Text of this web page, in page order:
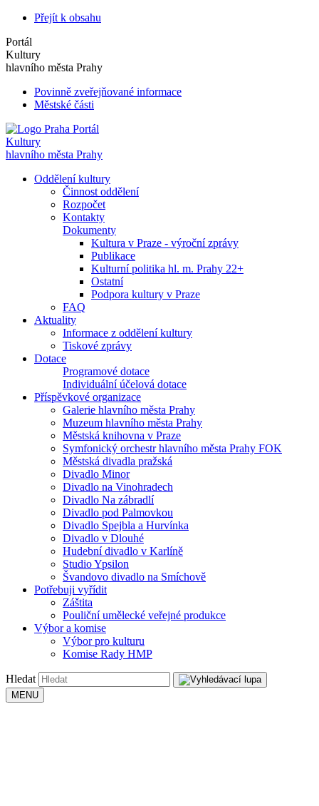
Přejít k obsahu
Portál
Kultury
hlavního města Prahy
Povinně zveřejňované informace
Městské části
Portál
Kultury
hlavního města Prahy
Oddělení kultury
Činnost oddělení
Rozpočet
Kontakty
Dokumenty
Kultura v Praze - výroční zprávy
Publikace
Kulturní politika hl. m. Prahy 22+
Ostatní
Podpora kultury v Praze
FAQ
Aktuality
Informace z oddělení kultury
Tiskové zprávy
Dotace
Programové dotace
Individuální účelová dotace
Příspěvkové organizace
Galerie hlavního města Prahy
Muzeum hlavního města Prahy
Městská knihovna v Praze
Symfonický orchestr hlavního města Prahy FOK
Městská divadla pražská
Divadlo Minor
Divadlo na Vinohradech
Divadlo Na zábradlí
Divadlo pod Palmovkou
Divadlo Spejbla a Hurvínka
Divadlo v Dlouhé
Hudební divadlo v Karlíně
Studio Ypsilon
Švandovo divadlo na Smíchově
Potřebuji vyřídit
Záštita
Pouliční umělecké veřejné produkce
Výbor a komise
Výbor pro kulturu
Komise Rady HMP
Hledat
MENU